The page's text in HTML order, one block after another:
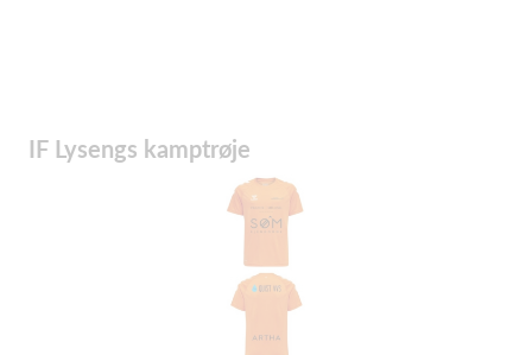
IF Lysengs kamptrøje